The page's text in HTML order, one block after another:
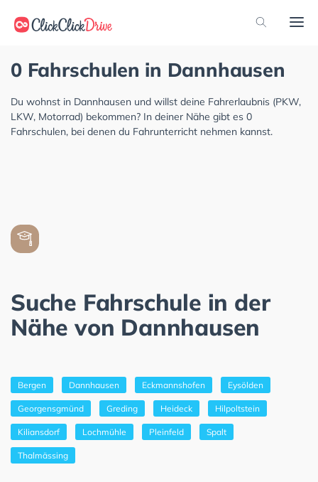
0 Fahrschulen in Dannhausen
Du wohnst in Dannhausen und willst deine Fahrerlaubnis (PKW,
LKW, Motorrad) bekommen? In deiner Nähe gibt es 0
Fahrschulen, bei denen du Fahrunterricht nehmen kannst.
Suche Fahrschule in der
Nähe von Dannhausen
Bergen Dannhausen Eckmannshofen Eysölden
Georgensgmünd Greding Heideck Hilpoltstein
Kiliansdorf Lochmühle Pleinfeld Spalt
Thalmässing